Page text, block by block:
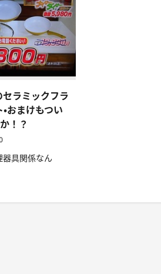
セラミックフラ
おまけもつい
！？
器具関係なん